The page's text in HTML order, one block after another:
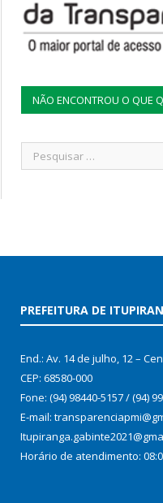
NÃO ENCONTROU O QUE
PREFEITURA DE
End.: Av. 14 de julho, 12 –
CEP: 68580-000
Fone: (94) 98440-5157 / (94)
E-mail:
Horário de atendimento: